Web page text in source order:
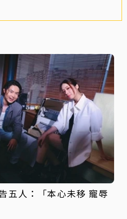
五人：「本心未移 寵辱